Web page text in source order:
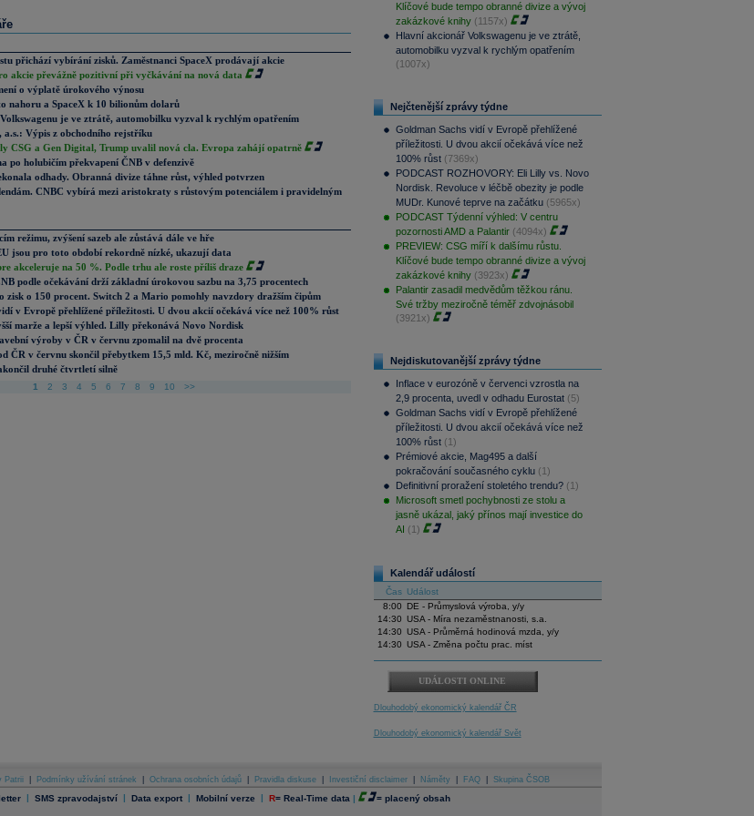
přichází vybírání zisků. Zaměstnanci SpaceX prodávají akcie
akcie převážně pozitivní při vyčkávání na nová data
o výplatě úrokového výnosu
nahoru a SpaceX k 10 bilionům dolarů
je ve ztrátě, automobilku vyzval k rychlým opatřením
a.s.: Výpis z obchodního rejstříku
CSG a Gen Digital, Trump uvalil nová cla. Evropa zahájí opatrně
po holubičím překvapení ČNB v defenzivě
odhady. Obranná divize táhne růst, výhled potvrzen
CNBC vybírá mezi aristokraty s růstovým potenciálem i pravidelným
režimu, zvýšení sazeb ale zůstává dále ve hře
jsou pro toto období rekordně nízké, ukazují data
akceleruje na 50 %. Podle trhu ale roste příliš draze
podle očekávání drží základní úrokovou sazbu na 3,75 procentech
zisk o 150 procent. Switch 2 a Mario pomohly navzdory dražším čipům
v Evropě přehlížené příležitosti. U dvou akcií očekává více než 100% růst
marže a lepší výhled. Lilly překonává Novo Nordisk
výroby v ČR v červnu zpomalil na dvě procenta
ČR v červnu skončil přebytkem 15,5 mld. Kč, meziročně nižším
druhé čtvrtletí silně
1 2 3 4 5 6 7 8 9 10 >>
Klíčové bude tempo obranné divize a vývoj
zakázkové knihy (1157x)
Hlavní akcionář Volkswagenu je ve ztrátě,
automobilku vyzval k rychlým opatřením
(1007x)
Nejčtenější zprávy týdne
Goldman Sachs vidí v Evropě přehlížené
příležitosti. U dvou akcií očekává více než
100% růst (7369x)
PODCAST ROZHOVORY: Eli Lilly vs. Novo
Nordisk. Revoluce v léčbě obezity je podle
MUDr. Kunové teprve na začátku (5965x)
PODCAST Týdenní výhled: V centru
pozornosti AMD a Palantir (4094x)
PREVIEW: CSG míří k dalšímu růstu.
Klíčové bude tempo obranné divize a vývoj
zakázkové knihy (3923x)
Palantir zasadil medvědům těžkou ránu.
Své tržby meziročně téměř zdvojnásobil
(3921x)
Nejdiskutovanější zprávy týdne
Inflace v eurozóně v červenci vzrostla na
2,9 procenta, uvedl v odhadu Eurostat (5)
Goldman Sachs vidí v Evropě přehlížené
příležitosti. U dvou akcií očekává více než
100% růst (1)
Prémiové akcie, Mag495 a další
pokračování současného cyklu (1)
Definitivní proražení stoletého trendu? (1)
Microsoft smetl pochybnosti ze stolu a
jasně ukázal, jaký přínos mají investice do
AI (1)
Kalendář událostí
Čas Událost
8:00
DE - Průmyslová výroba, y/y
14:30 USA - Míra nezaměstnanosti, s.a.
14:30 USA - Průměrná hodinová mzda, y/y
14:30 USA - Změna počtu prac. míst
UDÁLOSTI ONLINE
Dlouhodobý ekonomický kalendář ČR
Dlouhodobý ekonomický kalendář Svět
Patrii Podmínky užívání stránek Ochrana osobních údajů Pravidla diskuse Investiční disclaimer Náměty FAQ Skupina ČSOB
| SMS zpravodajství | Data export | Mobilní verze | R= Real-Time data | = placený obsah